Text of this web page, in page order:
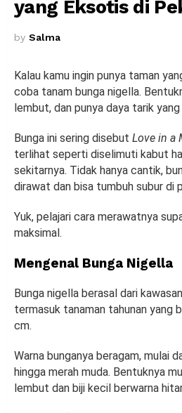
yang Eksotis di
by Salma
Kalau kamu ingin punya taman
coba tanam bunga nigella.
lembut, dan punya daya tarik
Bunga ini sering disebut Love in a
terlihat seperti diselimuti kabut
sekitarnya. Tidak hanya cantik,
dirawat dan bisa tumbuh subur di
Yuk, pelajari cara merawatnya
maksimal.
Mengenal Bunga Nigella
Bunga nigella berasal dari
termasuk tanaman tahunan yang
cm.
Warna bunganya beragam, mulai
hingga merah muda. Bentuknya
lembut dan biji kecil berwarna